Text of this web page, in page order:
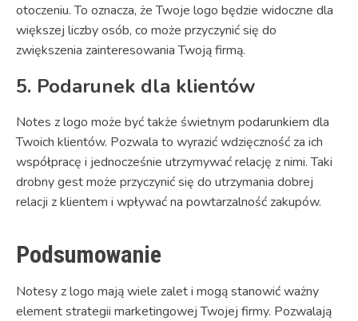
otoczeniu. To oznacza, że Twoje logo będzie widoczne dla
większej liczby osób, co może przyczynić się do
zwiększenia zainteresowania Twoją firmą.
5. Podarunek dla klientów
Notes z logo może być także świetnym podarunkiem dla
Twoich klientów. Pozwala to wyrazić wdzięczność za ich
współpracę i jednocześnie utrzymywać relację z nimi. Taki
drobny gest może przyczynić się do utrzymania dobrej
relacji z klientem i wpływać na powtarzalność zakupów.
Podsumowanie
Notesy z logo mają wiele zalet i mogą stanowić ważny
element strategii marketingowej Twojej firmy. Pozwalają